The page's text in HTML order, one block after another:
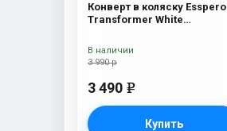
Конверт в коляску Esspero
Transformer White
Blue Mountain
3 990 р
3 490 e
Купить
В наличии